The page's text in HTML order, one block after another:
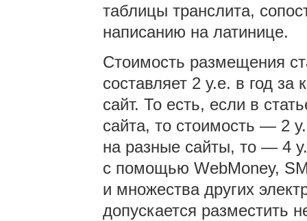
таблицы транслита,
написанию на латинице.
Стоимость размещения
составляет 2 у.е. в год
сайт. То есть, если в
сайта, то стоимость — 2
на разные сайты, то — 4
с помощью WebMoney,
и множества других
допускается разместить